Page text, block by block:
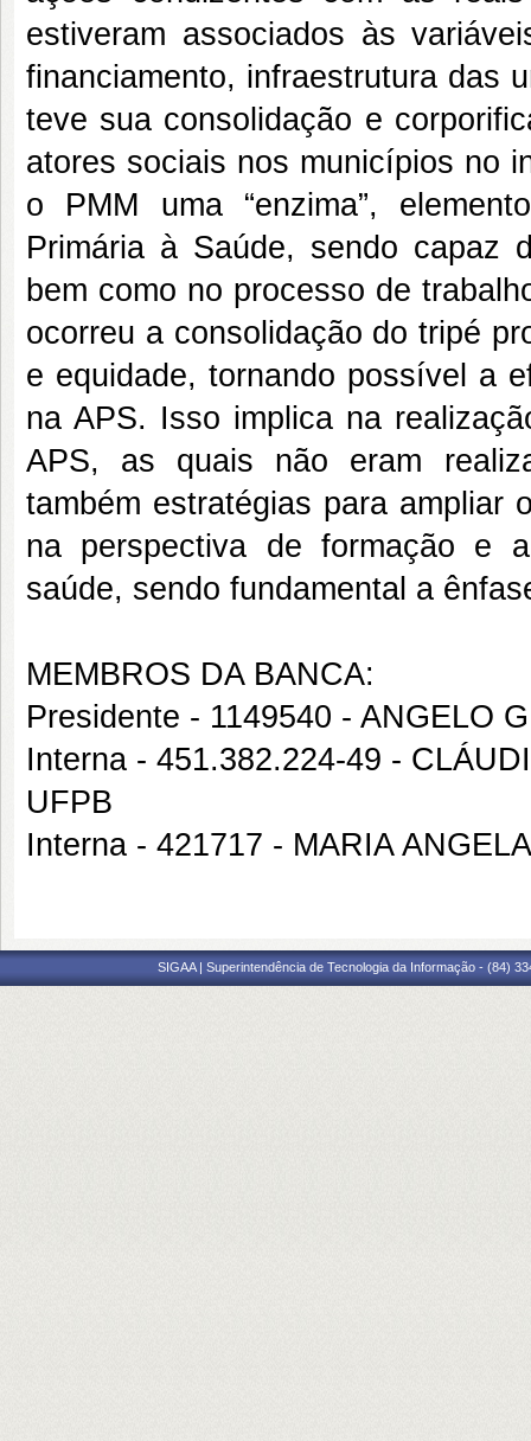
estiveram associados às
financiamento, infraestrutura das
teve sua consolidação e
atores sociais nos municípios no
o PMM uma “enzima”,
Primária à Saúde, sendo capaz
bem como no processo de
ocorreu a consolidação do tripé
e equidade, tornando possível a
na APS. Isso implica na
APS, as quais não eram
também estratégias para ampliar
na perspectiva de formação e
saúde, sendo fundamental a
MEMBROS DA BANCA:
Presidente - 1149540 - ANGELO
Interna - 451.382.224-49 -
UFPB
Interna - 421717 - MARIA
SIGAA | Superintendência de Tecnologia da Informação - (84)